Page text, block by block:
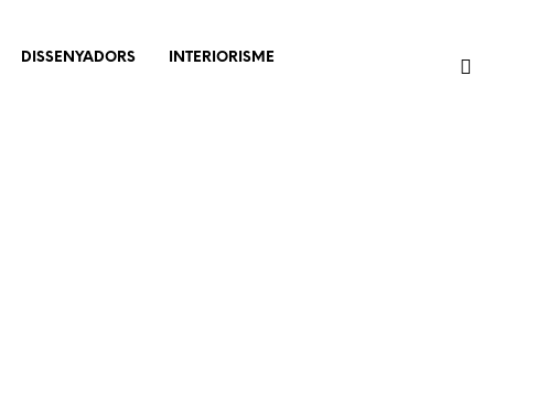
DISSENYADORS
INTERIORISME